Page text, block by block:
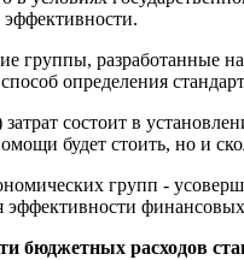
группы, разработанные
определения
состоит в
будет стоить, но и
групп -
эффективности
бюджетных расходов